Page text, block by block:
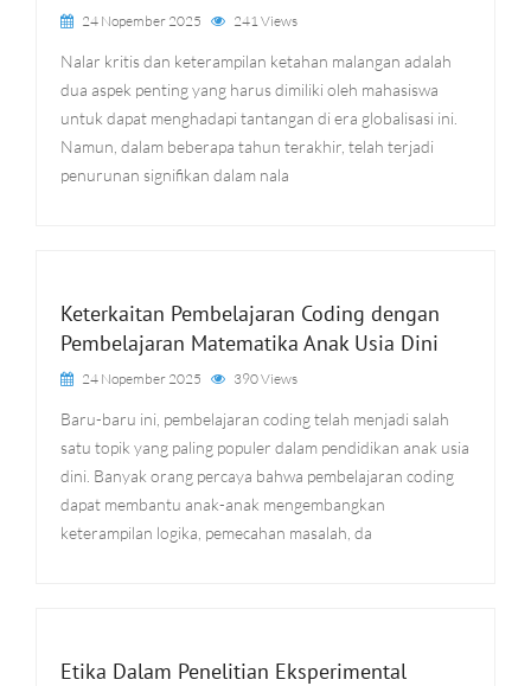
24 Nopember 2025 241 Views
Nalar kritis dan keterampilan ketahan malangan adalah
dua aspek penting yang harus dimiliki oleh mahasiswa
untuk dapat menghadapi tantangan di era globalisasi ini.
Namun, dalam beberapa tahun terakhir, telah terjadi
penurunan signifikan dalam nala
Keterkaitan Pembelajaran Coding dengan
Pembelajaran Matematika Anak Usia Dini
24 Nopember 2025 390 Views
Baru-baru ini, pembelajaran coding telah menjadi salah
satu topik yang paling populer dalam pendidikan anak usia
dini. Banyak orang percaya bahwa pembelajaran coding
dapat membantu anak-anak mengembangkan
keterampilan logika, pemecahan masalah, da
Etika Dalam Penelitian Eksperimental